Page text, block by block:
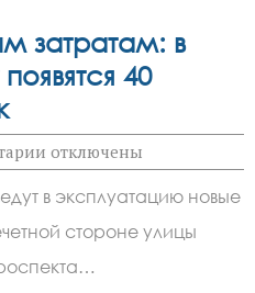
затратам: в
40
к
записи
к
новым
затратам:
в
Ростове-
отключены
в эксплуатацию новые
стороне улицы